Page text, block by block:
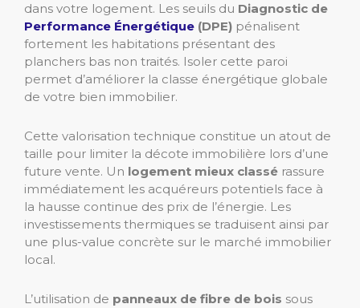
dans votre logement. Les seuils du Diagnostic de
Performance Énergétique (DPE) pénalisent
fortement les habitations présentant des
planchers bas non traités. Isoler cette paroi
permet d’améliorer la classe énergétique globale
de votre bien immobilier.
Cette valorisation technique constitue un atout de
taille pour limiter la décote immobilière lors d’une
future vente. Un logement mieux classé rassure
immédiatement les acquéreurs potentiels face à
la hausse continue des prix de l’énergie. Les
investissements thermiques se traduisent ainsi par
une plus-value concrète sur le marché immobilier
local.
L’utilisation de panneaux de fibre de bois sous